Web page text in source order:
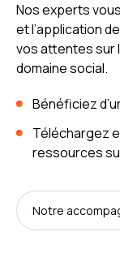
Nos experts
et l’application
vos attentes sur
domaine social.
Bénéficiez
Téléchargez
ressources
Notre